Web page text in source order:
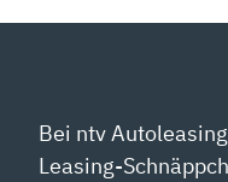
Bei ntv
Leasing-